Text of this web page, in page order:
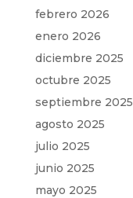
febrero 2026
enero 2026
diciembre 2025
octubre 2025
septiembre 2025
agosto 2025
julio 2025
junio 2025
mayo 2025